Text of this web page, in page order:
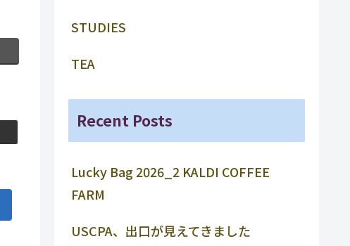
STUDIES
TEA
Recent Posts
Lucky Bag 2026_2 KALDI COFFEE
FARM
USCPA、出口が見えてきました